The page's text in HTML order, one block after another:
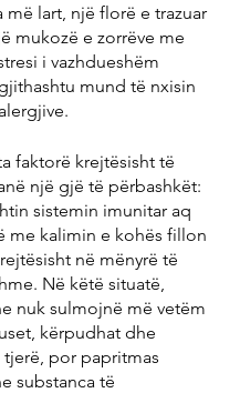
më lart, një florë e trazuar
mukozë e zorrëve me
i vazhdueshëm
mund të nxisin
faktorë krejtësisht të
një gjë të përbashkët:
sistemin imunitar aq
me kalimin e kohës fillon
në mënyrë të
Në këtë situatë,
nuk sulmojnë më vetëm
kërpudhat dhe
por papritmas
substanca të